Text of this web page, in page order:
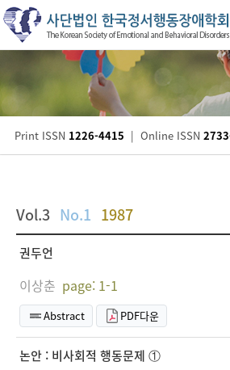
Print ISSN 1226-4415 | Online ISSN
Vol.3 No.1 1987
권두언
이상춘 page: 1-1
Abstract PDF다운
논안 : 비사회적 행동문제 ①